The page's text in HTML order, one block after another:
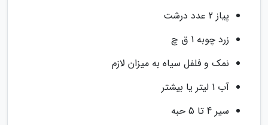
پیاز 2 عدد درشت
زرد چوبه 1 ق چ
نمک و فلفل سیاه به میزان لازم
آب 1 لیتر یا بیشتر
سیر 4 تا 5 حبه